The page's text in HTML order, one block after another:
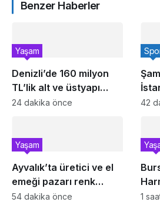
Benzer Haberler
Denizli’de 160 milyon
TL’lik alt ve üstyapı
yatırımı
Yaşam
24 dakika önce 42
Ayvalık’ta üretici ve el
emeği pazarı renk
katıyor
Yaşam
54 dakika önce 1